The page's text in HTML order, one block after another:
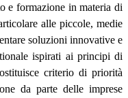
e formazione in materia di
alle piccole, medie
soluzioni innovative e
ispirati ai principi di
criterio di priorità
da parte delle imprese